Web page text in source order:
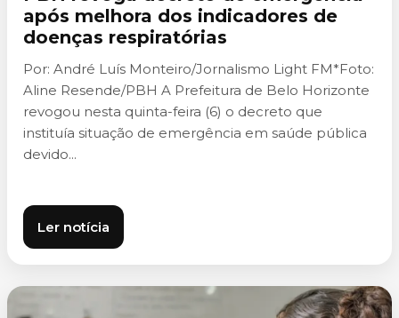
após melhora dos indicadores de
doenças respiratórias
Por: André Luís Monteiro/Jornalismo Light FM*Foto:
Aline Resende/PBH A Prefeitura de Belo Horizonte
revogou nesta quinta-feira (6) o decreto que
instituía situação de emergência em saúde pública
devido...
Ler notícia